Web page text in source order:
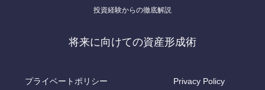
投資経験からの徹底解説
将来に向けての資産形成術
プライベートポリシー Privacy Policy